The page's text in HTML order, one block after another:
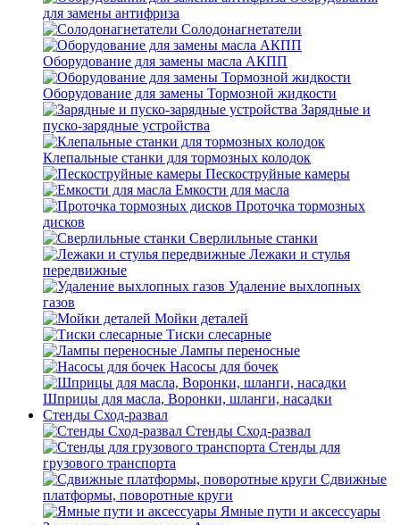
для замены антифриза
Солодонагнетатели
Оборудование для замены масла АКПП
Оборудование для замены Тормозной жидкости
Зарядные и
пуско-зарядные устройства
Клепальные станки для тормозных колодок
Пескоструйные камеры
Емкости для масла
Проточка тормозных
дисков
Сверлильные станки
Лежаки и стулья
передвижные
Удаление выхлопных
газов
Мойки деталей
Тиски слесарные
Лампы переносные
Насосы для бочек
Шприцы для масла, Воронки, шланги, насадки
Стенды Сход-развал
Стенды Сход-развал
Стенды для
грузового транспорта
Сдвижные
платформы, поворотные круги
Ямные пути и аксессуары